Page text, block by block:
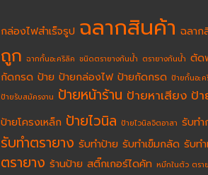
กล่องไฟสำเร็จรูป ฉลากสินค้า ฉลาก
ถูก ฉากกั้นอะคริลิค ชนิดตรายางกันน้ำ ตรายางกันน้ำ ตัด
กัดกรด ป้าย ป้ายกล่องไฟ ป้ายกัดกรด ป้ายกั้นอะ
ป้ายรับสมัครงาน ป้ายหน้าร้าน ป้ายหาเสียง ป้
ป้ายโครงเหล็ก ป้ายไวนิล ป้ายไวนิลจิตอาสา รับท
รับทำตรายาง รับทำป้าย รับทำเข็มกลัด รับท
ตรายาง ร้านป้าย สติ๊กเกอร์ไดคัท หมึกในตัว ตรา